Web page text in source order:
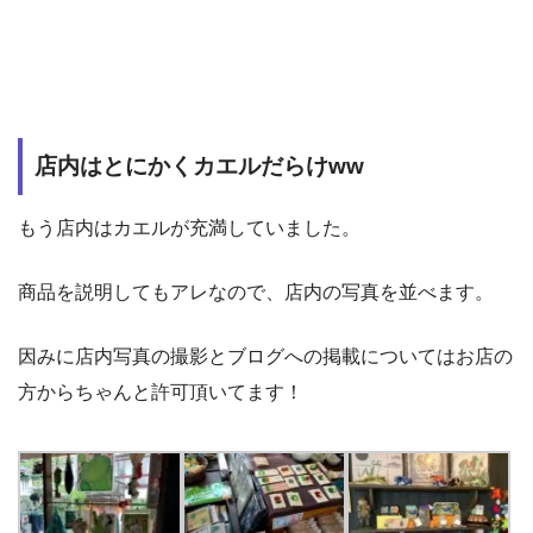
店内はとにかくカエルだらけww
もう店内はカエルが充満していました。
商品を説明してもアレなので、店内の写真を並べます。
因みに店内写真の撮影とブログへの掲載についてはお店の
方からちゃんと許可頂いてます！